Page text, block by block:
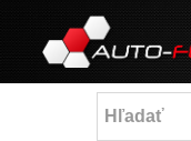
Prejsť
na